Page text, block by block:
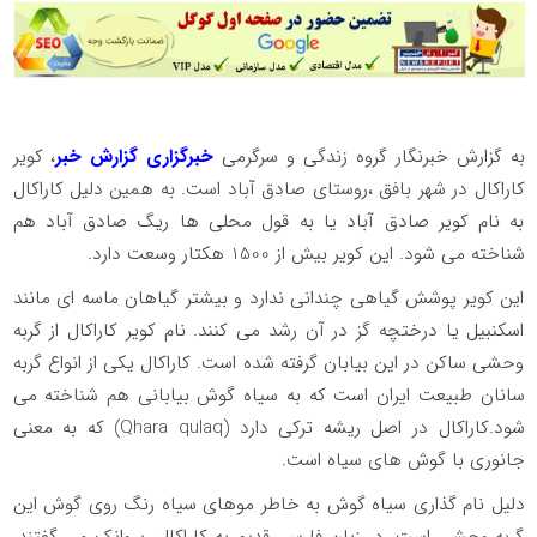
به گزارش خبرنگار گروه زندگی و سرگرمی خبرگزاری گزارش خبر، کویر
کاراکال در شهر بافق ،روستای صادق آباد است. به همین دلیل کاراکال
به نام کویر صادق آباد یا به قول محلی ها ریگ صادق آباد هم
شناخته می شود. این کویر بیش از 1500 هکتار وسعت دارد.
این کویر پوشش گیاهی چندانی ندارد و بیشتر گیاهان ماسه ای مانند
اسکنبیل یا درختچه گز در آن رشد می کنند. نام کویر کاراکال از گربه
وحشی ساکن در این بیابان گرفته شده است. کاراکال یکی از انواع گربه
سانان طبیعت ایران است که به سیاه گوش بیابانی هم شناخته می
شود.کاراکال در اصل ریشه ترکی دارد (Qhara qulaq) که به معنی
جانوری با گوش های سیاه است.
دلیل نام گذاری سیاه گوش به خاطر موهای سیاه‌ رنگ روی گوش این